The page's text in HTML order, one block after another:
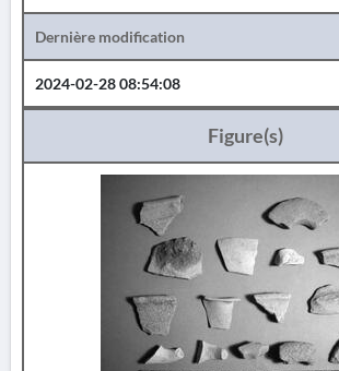
Dernière modification
2024-02-28 08:54:08
Figure(s)